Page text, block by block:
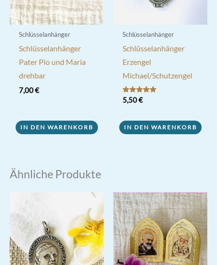
Schlüsselanhänger
Schlüsselanhänger
Pater Pio und Maria
drehbar
7,00€
IN DEN WARENKORB
Schlüsselanhänger
Schlüsselanhänger
Erzengel
Michael/Schutzengel
Bewertet mit
5.00
5,50€
IN DEN WARENKORB
Ähnliche Produkte